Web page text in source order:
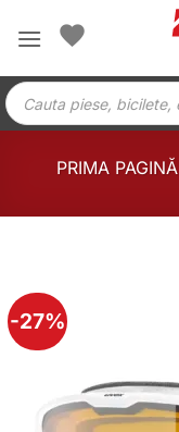
Products
search
PRIMA PAGINĂ
-27%